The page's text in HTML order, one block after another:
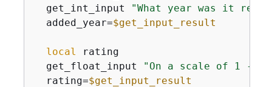
  get_int_input
"What year was it
  added_year=
$get_input_result
local
rating
  get_float_input
"On a scale of 1 -
  rating=
$get_input_result